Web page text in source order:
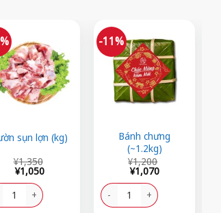
sụn lợn (kg)
¥1,350
¥1,050
sụn lợn (kg) số lượng
-11%
Bánh chưng
(~1.2kg)
¥1,200
¥1,200.
¥1,070
tại
là:
¥1,070.
Bánh chưng (~1.2kg) số lượng